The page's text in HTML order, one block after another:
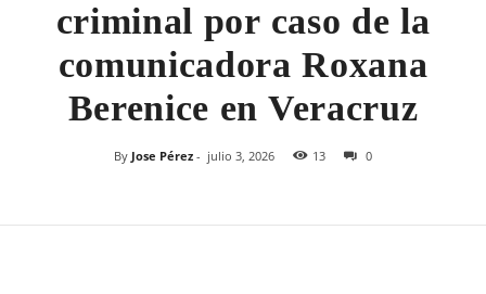
criminal por caso de la
comunicadora Roxana
Berenice en Veracruz
By Jose Pérez - julio 3, 2026 13 0